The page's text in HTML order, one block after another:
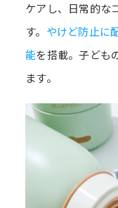
ケアし、日常的な
す。 やけど防止に
能を搭載。子ども
ます。